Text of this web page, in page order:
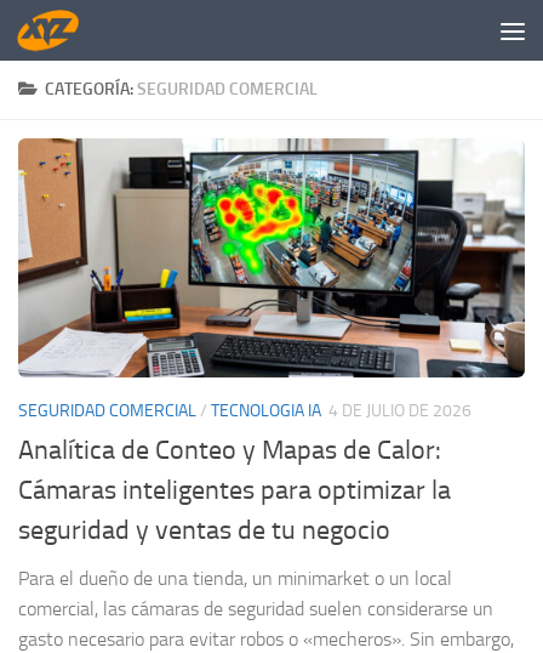
Saltar al contenido
CATEGORÍA:SEGURIDAD COMERCIAL
SEGURIDAD COMERCIAL/ TECNOLOGIA IA 4 DE JULIO DE 2026
Analítica de Conteo y Mapas de Calor:
Cámaras inteligentes para optimizar la
seguridad y ventas de tu negocio
Para el dueño de una tienda, un minimarket o un local
comercial, las cámaras de seguridad suelen considerarse un
gasto necesario para evitar robos o «mecheros». Sin embargo,